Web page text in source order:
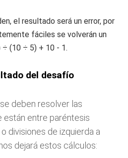
el resultado será un error, por
fáciles se volverán un
(10 ÷ 5) + 10 - 1.
del desafío
deben resolver las
están entre paréntesis
divisiones de izquierda a
dejará estos cálculos: